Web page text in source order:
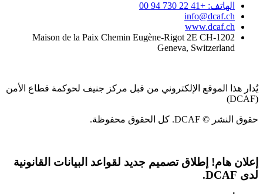
الهاتف: +41 22 730 94 00
info@dcaf.ch
www.dcaf.ch
Maison de la Paix Chemin Eugène-Rigot 2E CH-1202
Geneva, Switzerland
يُدار هذا الموقع الإلكتروني من قبل مركز جنيف لحوكمة قطاع الأمن
(DCAF)
حقوق النشر © DCAF. كل الحقوق محفوظة.
إعلان هام! إطلاق تصميم جديد لقواعد البيانات القانونية
لدى DCAF.